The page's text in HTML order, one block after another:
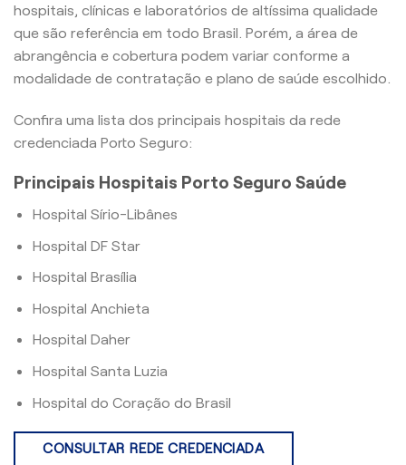
hospitais, clínicas e laboratórios de altíssima qualidade
que são referência em todo Brasil. Porém, a área de
abrangência e cobertura podem variar conforme a
modalidade de contratação e plano de saúde escolhido.
Confira uma lista dos principais hospitais da rede
credenciada Porto Seguro:
Principais Hospitais Porto Seguro Saúde
Hospital Sírio-Libânes
Hospital DF Star
Hospital Brasília
Hospital Anchieta
Hospital Daher
Hospital Santa Luzia
Hospital do Coração do Brasil
CONSULTAR REDE CREDENCIADA